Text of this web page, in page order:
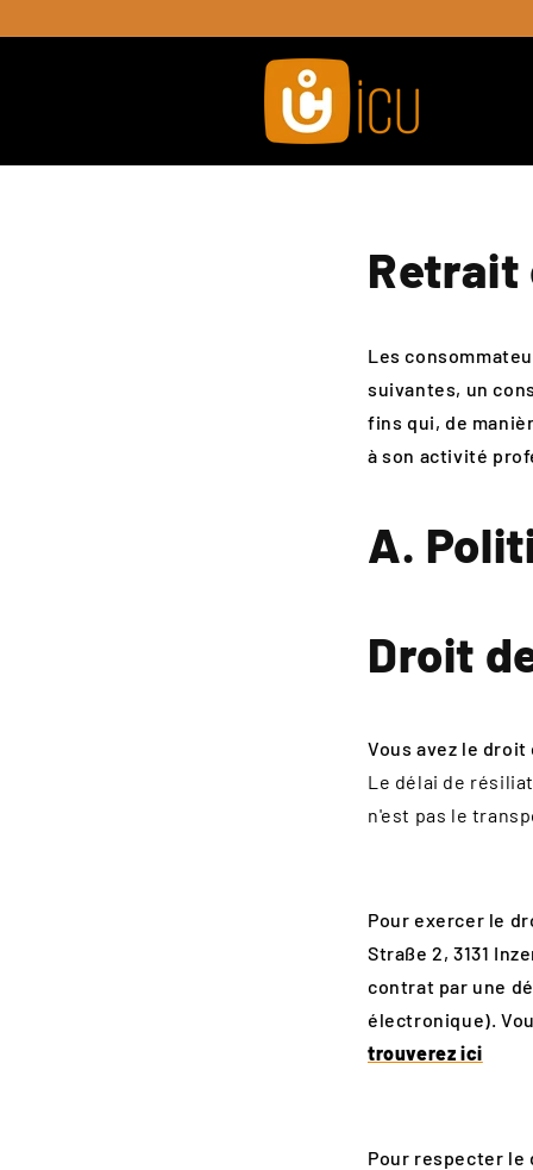
content
Retrait
Les
suivantes, un
fins qui, de
à son activité
A.
Droit
Vous avez le
Le délai de
n'est pas le
Pour exercer le
Straße 2, 3131
contrat par une
électronique).
trouverez ici
Pour respecter